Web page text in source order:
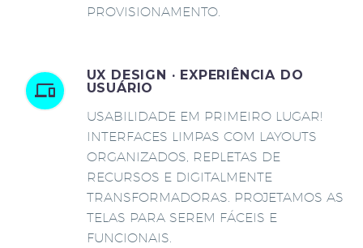
PROVISIONAMENTO.
UX DESIGN · EXPERIÊNCIA DO
USUÁRIO
USABILIDADE EM PRIMEIRO LUGAR!
INTERFACES LIMPAS COM LAYOUTS
ORGANIZADOS, REPLETAS DE
RECURSOS E DIGITALMENTE
TRANSFORMADORAS. PROJETAMOS AS
TELAS PARA SEREM FÁCEIS E
FUNCIONAIS.